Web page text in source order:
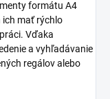
formátu A4
ich mať rýchlo
Vďaka
a vyhľadávanie
regálov alebo